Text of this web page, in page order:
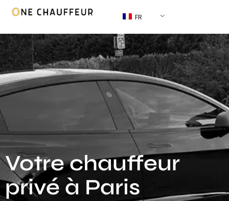
FR
Votre chauffeur
privé à Paris